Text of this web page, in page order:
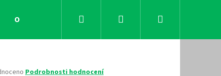
Obchodní podmínky KontaktyPřihlášení
Podrobnosti hodnocení